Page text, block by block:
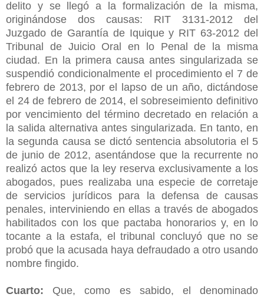
delito y se llegó a la formalización de la misma,
originándose dos causas: RIT 3131-2012 del
Juzgado de Garantía de Iquique y RIT 63-2012 del
Tribunal de Juicio Oral en lo Penal de la misma
ciudad. En la primera causa antes singularizada se
suspendió condicionalmente el procedimiento el 7 de
febrero de 2013, por el lapso de un año, dictándose
el 24 de febrero de 2014, el sobreseimiento definitivo
por vencimiento del término decretado en relación a
la salida alternativa antes singularizada. En tanto, en
la segunda causa se dictó sentencia absolutoria el 5
de junio de 2012, asentándose que la recurrente no
realizó actos que la ley reserva exclusivamente a los
abogados, pues realizaba una especie de corretaje
de servicios jurídicos para la defensa de causas
penales, interviniendo en ellas a través de abogados
habilitados con los que pactaba honorarios y, en lo
tocante a la estafa, el tribunal concluyó que no se
probó que la acusada haya defraudado a otro usando
nombre fingido.
Cuarto: Que, como es sabido, el denominado